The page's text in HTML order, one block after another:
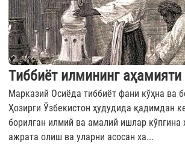
Тиббиёт илмининг аҳамияти
Марказий Осиёда тиббиёт фани кўҳна ва
Ҳозирги Ўзбекистон ҳудудида қадимдан
борилган илмий ва амалий ишлар кўпгина
ажрата олиш ва уларни асосан ха...